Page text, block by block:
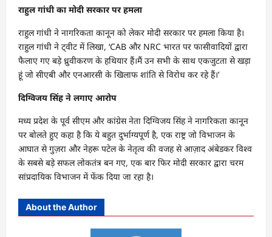
राहुल गांधी का मोदी सरकार पर हमला
राहुल गांधी ने नागरिकता कानून को लेकर मोदी सरकार पर हमला किया है।
राहुल गांधी ने ट्वीट में लिखा, ‘CAB और NRC भारत पर फासीवादियों द्वारा
फैलाए गए बड़े ध्रुवीकरण के हथियार हैं।मैं उन सभी के साथ एकजुटता से खड़ा
हूं जो सीएबी और एनआरसी के खिलाफ शांति से विरोध कर रहे हैं।’
दिग्विजय सिंह ने लगाए आरोप
मध्य प्रदेश के पूर्व सीएम और कांग्रेस नेता दिग्विजय सिंह ने नागरिकता कानून
पर बोलते हुए कहा है कि ये बहुत दुर्भाग्यपूर्ण है, एक राष्ट्र जो विभाजन के
आघात से गुज़रा और नेहरू पटेल के नेतृत्व की वजह से आज़ाद अंबेडकर विश्व
के सबसे बड़े सफल लोकतंत्र बन गए, एक बार फिर मोदी सरकार द्वारा चरम
सांप्रदायिक विभाजन में फेंक दिया जा रहा है।
About the Author